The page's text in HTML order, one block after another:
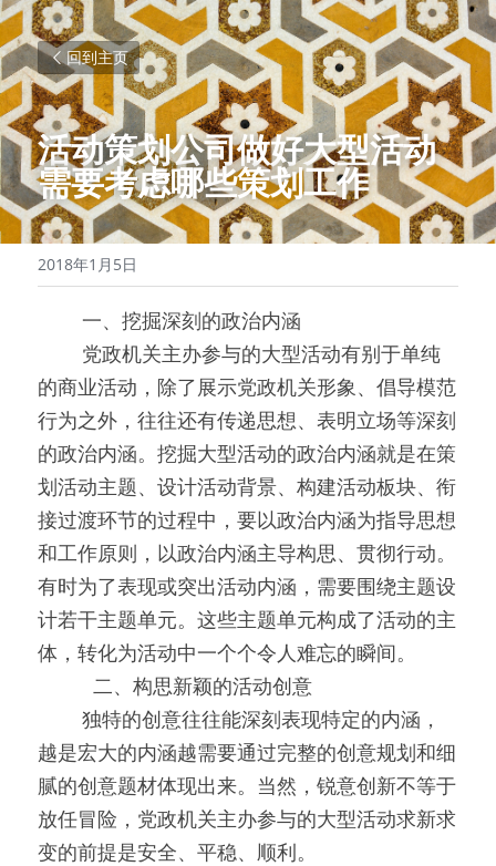
回到主页
活动策划公司做好大型活动
需要考虑哪些策划工作
2018年1月5日
一、挖掘深刻的政治内涵
党政机关主办参与的大型活动有别于单纯
的商业活动，除了展示党政机关形象、倡导模范
行为之外，往往还有传递思想、表明立场等深刻
的政治内涵。挖掘大型活动的政治内涵就是在策
划活动主题、设计活动背景、构建活动板块、衔
接过渡环节的过程中，要以政治内涵为指导思想
和工作原则，以政治内涵主导构思、贯彻行动。
有时为了表现或突出活动内涵，需要围绕主题设
计若干主题单元。这些主题单元构成了活动的主
体，转化为活动中一个个令人难忘的瞬间。
二、构思新颖的活动创意
独特的创意往往能深刻表现特定的内涵，
越是宏大的内涵越需要通过完整的创意规划和细
腻的创意题材体现出来。当然，锐意创新不等于
放任冒险，党政机关主办参与的大型活动求新求
变的前提是安全、平稳、顺利。